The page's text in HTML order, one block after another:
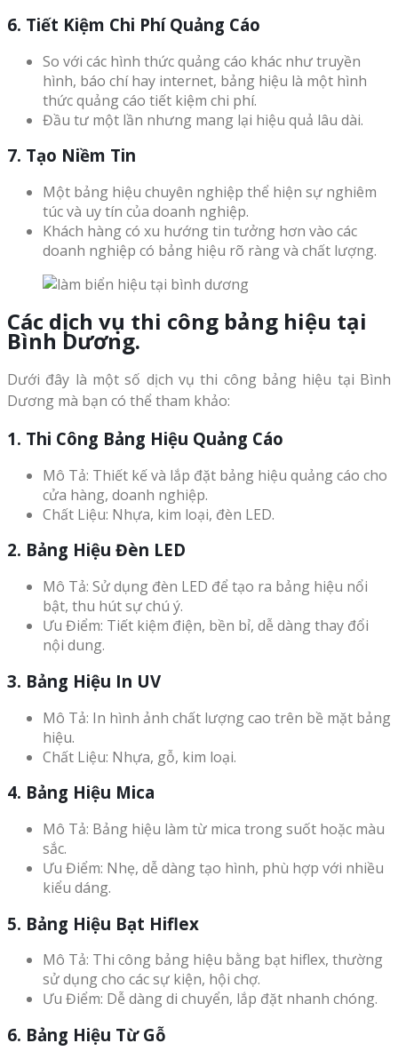
6. Tiết Kiệm Chi Phí Quảng Cáo
So với các hình thức quảng cáo khác như truyền
hình, báo chí hay internet, bảng hiệu là một hình
thức quảng cáo tiết kiệm chi phí.
Đầu tư một lần nhưng mang lại hiệu quả lâu dài.
7. Tạo Niềm Tin
Một bảng hiệu chuyên nghiệp thể hiện sự nghiêm
túc và uy tín của doanh nghiệp.
Khách hàng có xu hướng tin tưởng hơn vào các
doanh nghiệp có bảng hiệu rõ ràng và chất lượng.
Các dịch vụ thi công bảng hiệu tại
Bình Dương.
Dưới đây là một số dịch vụ thi công bảng hiệu tại Bình
Dương mà bạn có thể tham khảo:
1. Thi Công Bảng Hiệu Quảng Cáo
Mô Tả: Thiết kế và lắp đặt bảng hiệu quảng cáo cho
cửa hàng, doanh nghiệp.
Chất Liệu: Nhựa, kim loại, đèn LED.
2. Bảng Hiệu Đèn LED
Mô Tả: Sử dụng đèn LED để tạo ra bảng hiệu nổi
bật, thu hút sự chú ý.
Ưu Điểm: Tiết kiệm điện, bền bỉ, dễ dàng thay đổi
nội dung.
3. Bảng Hiệu In UV
Mô Tả: In hình ảnh chất lượng cao trên bề mặt bảng
hiệu.
Chất Liệu: Nhựa, gỗ, kim loại.
4. Bảng Hiệu Mica
Mô Tả: Bảng hiệu làm từ mica trong suốt hoặc màu
sắc.
Ưu Điểm: Nhẹ, dễ dàng tạo hình, phù hợp với nhiều
kiểu dáng.
5. Bảng Hiệu Bạt Hiflex
Mô Tả: Thi công bảng hiệu bằng bạt hiflex, thường
sử dụng cho các sự kiện, hội chợ.
Ưu Điểm: Dễ dàng di chuyển, lắp đặt nhanh chóng.
6. Bảng Hiệu Từ Gỗ